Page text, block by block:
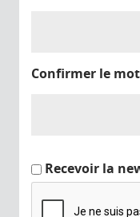
Confirmer le
Recevoir la